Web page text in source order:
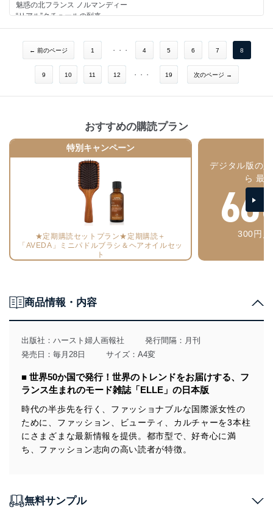
クラス感ただよう新時代のタイムピース
秋の着まわし31days
PROFILE
INSUIDER BEAUTY
最新スキンケアで、幸せ肌！
そろそろ本気で考える“胸”のこと
私至上、最高のくちびるに！
美しさと輝きのオーラが宿る、魅惑のローズ
ELLE PACKAGE
ELLE INFORMATION
ELLE SHOP 秋トレンドがまるわかり！ 最旬ワードローブ計画帳
魅惑の北フランス ノルマンディー
“リアル”クチュールの到来
リアルプライスで選ぶ秋の本気買いリスト
カレッジガールはアンチルール主義！
クラシックを遊ぶ最旬プロポーション哲学
最新パリモードに、秋の風を感じて
見果てぬ夢を旅するブルジョワジーの気まぐれ
ヒット確定の3タイプのアウターから選ぼう！
新しい足もとで、新しい私に！
中村アンと過ごすロマンティックな時間
INSIDER BEAUTY
フランス女と“赤”の親密関係
グラース発 香り高き花々の物語
ティファニーと映画の素敵な関係
グラマラスなシューズで最旬レディスタイルを攻略
GOURMET DIARY
パリ郊外の田舎暮らし
HOROSCOPE
SHOP LIST
NEXT ISSUE
CELEB CRUNCH
SEIBU・SOGO BEAUTY＆STYLE BOOK
← 前のページ 1 ・・・ 4 5 6 7 8
9 10 11 12 ・・・ 19 次のページ →
おすすめの購読プラン
特別キャンペーン
★定期購読セットプラン★定期購読＋
「AVEDA」ミニパドルブラシ＆ヘアオイルセッ
ト
デジタル版の
ら 最
66
300円／
商品情報・内容
出版社： ハースト婦人画報社
発行間隔：月刊
発売日：毎月28日
サイズ：A4変
■ 世界50か国で発行！世界のトレンドをお届けする、フ
ランス生まれのモード雑誌「ELLE」の日本版
時代の半歩先を行く、ファッショナブルな国際派女性の
ために、ファッション、ビューティ、カルチャーを3本柱
にさまざまな最新情報を提供。都市型で、好奇心に満
ち、ファッション志向の高い読者が特徴。
無料サンプル